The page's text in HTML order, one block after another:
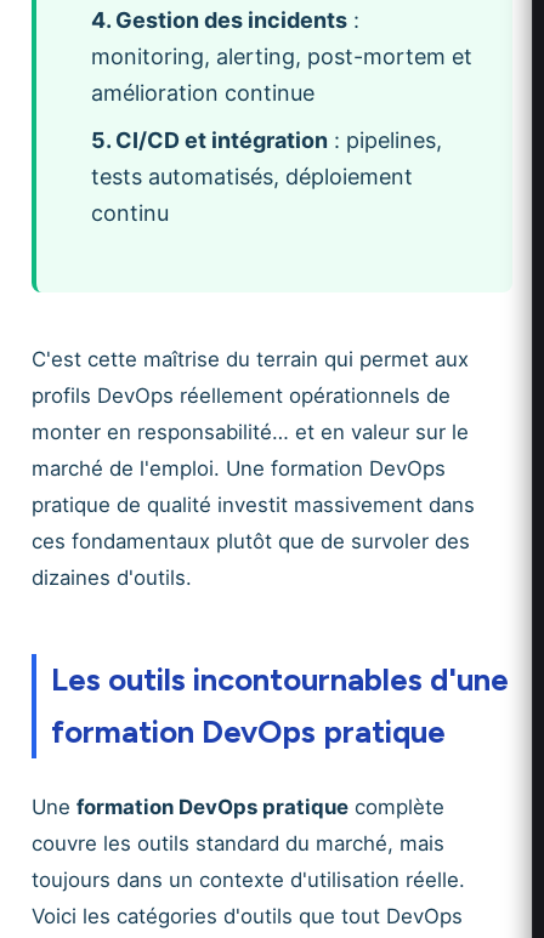
4. Gestion des incidents:
monitoring, alerting, post-mortem et
amélioration continue
5. CI/CD et intégration: pipelines,
tests automatisés, déploiement
continu
C'est cette maîtrise du terrain qui permet aux
profils DevOps réellement opérationnels de
monter en responsabilité… et en valeur sur le
marché de l'emploi. Une formation DevOps
pratique de qualité investit massivement dans
ces fondamentaux plutôt que de survoler des
dizaines d'outils.
Les outils incontournables d'une
formation DevOps pratique
Une formation DevOps pratique complète
couvre les outils standard du marché, mais
toujours dans un contexte d'utilisation réelle.
Voici les catégories d'outils que tout DevOps